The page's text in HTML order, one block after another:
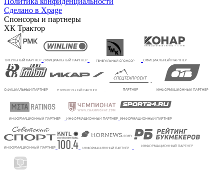
Сделано в Xpage
Спонсоры и партнеры
ХК Трактор